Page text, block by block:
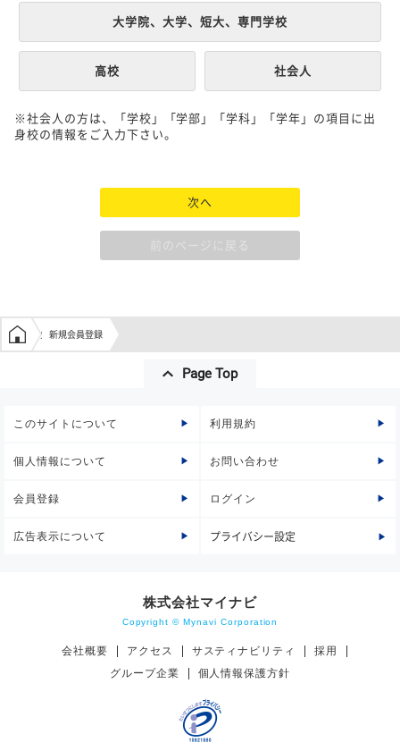
大学院、大学、短大、専門学校
高校 社会人
※社会人の方は、「学校」「学部」「学科」「学年」の項目に出
身校の情報をご入力下さい。
次へ
前のページに戻る
学生の窓口トップ
新規会員登録
Page Top
このサイトについて 利用規約
個人情報について お問い合わせ
会員登録 ログイン
広告表示について プライバシー設定
株式会社マイナビ
Copyright © Mynavi Corporation
会社概要 アクセス サスティナビリティ
採用
グループ企業
個人情報保護方針